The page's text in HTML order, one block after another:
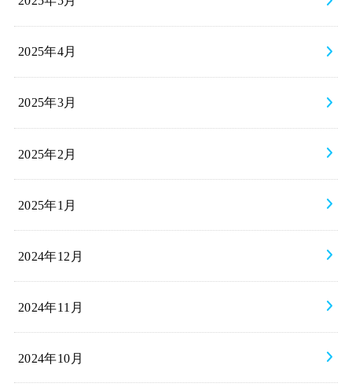
2025年4月
2025年3月
2025年2月
2025年1月
2024年12月
2024年11月
2024年10月